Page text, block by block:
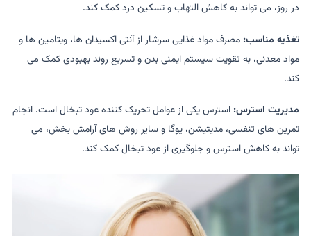
در روز، می تواند به کاهش التهاب و تسکین درد کمک کند.
تغذیه مناسب:مصرف مواد غذایی سرشار از آنتی اکسیدان ها، ویتامین ها و
مواد معدنی، به تقویت سیستم ایمنی بدن و تسریع روند بهبودی کمک می
کند.
مدیریت استرس:استرس یکی از عوامل تحریک کننده عود تبخال است. انجام
تمرین های تنفسی، مدیتیشن، یوگا و سایر روش های آرامش بخش، می
تواند به کاهش استرس و جلوگیری از عود تبخال کمک کند.